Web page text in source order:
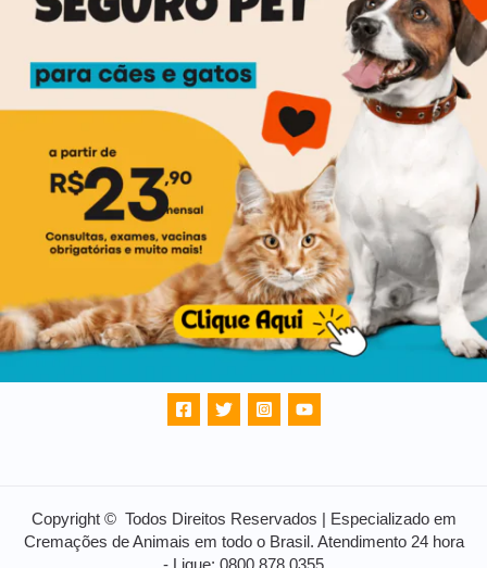
Copyright © Todos Direitos Reservados | Especializado em
Cremações de Animais em todo o Brasil. Atendimento 24 hora
- Ligue: 0800 878 0355